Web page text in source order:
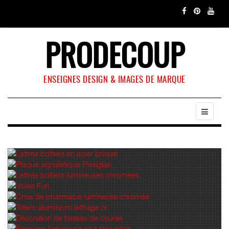
PRODECOUP
ENSEIGNES DESIGN & IMAGES DE MARQUE